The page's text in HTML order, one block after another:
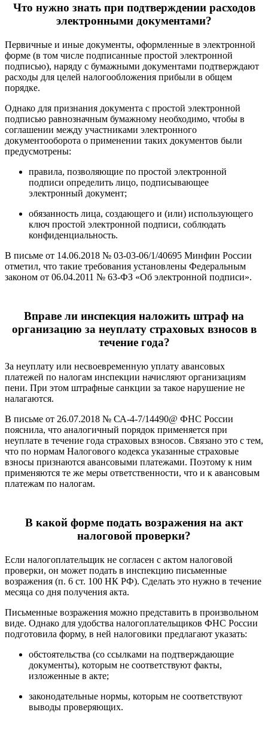
Что нужно знать при подтверждении расходов
электронными документами?
Первичные и иные документы, оформленные в электронной
форме (в том числе подписанные простой электронной
подписью), наряду с бумажными документами подтверждают
расходы для целей налогообложения прибыли в общем
порядке.
Однако для признания документа с простой электронной
подписью равнозначным бумажному необходимо, чтобы в
соглашении между участниками электронного
документооборота о применении таких документов были
предусмотрены:
правила, позволяющие по простой электронной
подписи определить лицо, подписывающее
электронный документ;
обязанность лица, создающего и (или) использующего
ключ простой электронной подписи, соблюдать
конфиденциальность.
В письме от 14.06.2018 № 03-03-06/1/40695 Минфин России
отметил, что такие требования установлены Федеральным
законом от 06.04.2011 № 63-ФЗ «Об электронной подписи».
Вправе ли инспекция наложить штраф на
организацию за неуплату страховых взносов в
течение года?
За неуплату или несвоевременную уплату авансовых
платежей по налогам инспекции начисляют организациям
пени. При этом штрафные санкции за такое нарушение не
налагаются.
В письме от 26.07.2018 № СА-4-7/14490@ ФНС России
пояснила, что аналогичный порядок применяется при
неуплате в течение года страховых взносов. Связано это с тем,
что по нормам Налогового кодекса указанные страховые
взносы признаются авансовыми платежами. Поэтому к ним
применяются те же меры ответственности, что и к авансовым
платежам по налогам.
В какой форме подать возражения на акт
налоговой проверки?
Если налогоплательщик не согласен с актом налоговой
проверки, он может подать в инспекцию письменные
возражения (п. 6 ст. 100 НК РФ). Сделать это нужно в течение
месяца со дня получения акта.
Письменные возражения можно представить в произвольном
виде. Однако для удобства налогоплательщиков ФНС России
подготовила форму, в ней налоговики предлагают указать:
обстоятельства (со ссылками на подтверждающие
документы), которым не соответствуют факты,
изложенные в акте;
законодательные нормы, которым не соответствуют
выводы проверяющих.